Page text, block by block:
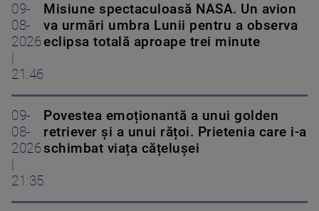
09-
08-
2026
|
21:46
Misiune spectaculoasă NASA. Un avion
va urmări umbra Lunii pentru a observa
eclipsa totală aproape trei minute
09-
08-
2026
|
21:35
Povestea emoționantă a unui golden
retriever și a unui rățoi. Prietenia care i-a
schimbat viața cățelușei